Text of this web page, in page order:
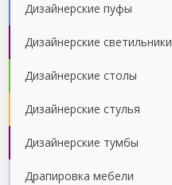
Дизайнерские пуфы
Дизайнерские светильники
Дизайнерские столы
Дизайнерские стулья
Дизайнерские тумбы
Драпировка мебели